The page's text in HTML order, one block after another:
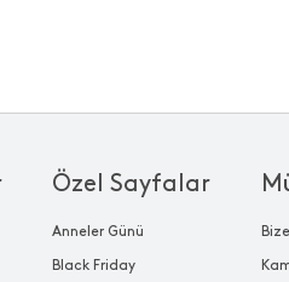
Özel Sayfalar
Anneler Günü
Black Friday